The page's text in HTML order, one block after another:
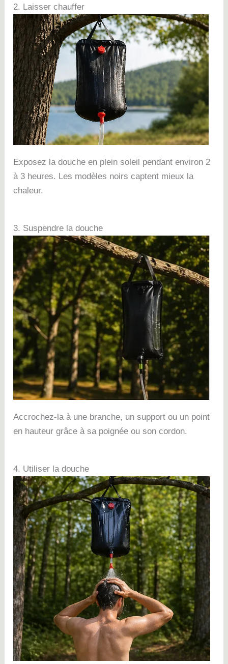
2. Laisser chauffer
Exposez la douche en plein soleil pendant environ 2
à 3 heures. Les modèles noirs captent mieux la
chaleur.
3. Suspendre la douche
Accrochez-la à une branche, un support ou un point
en hauteur grâce à sa poignée ou son cordon.
4. Utiliser la douche